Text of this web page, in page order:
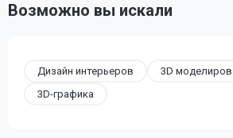
Возможно вы искали
Дизайн интерьеров
3D
3D-графика